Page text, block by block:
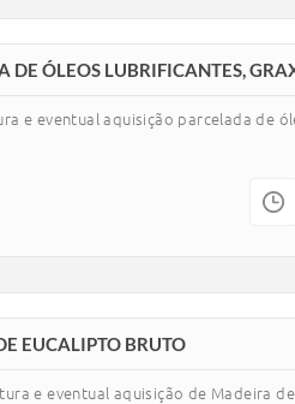
ÓLEOS LUBRIFICANTES,
e eventual aquisição parcelada de
EUCALIPTO BRUTO
e eventual aquisição de Madeira